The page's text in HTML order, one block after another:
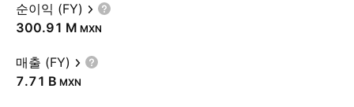
순이익 (FY)
‪300.91 M‬ MXN
매출 (FY)
‪7.71 B‬ MXN